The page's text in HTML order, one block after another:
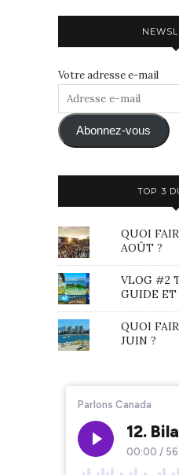
Votre adresse e-mail
Adresse
mail Abonnez-vous
TOP 3
QUOI
AOÛT ?
VLOG #2
GUIDE ET
QUOI
JUIN ?